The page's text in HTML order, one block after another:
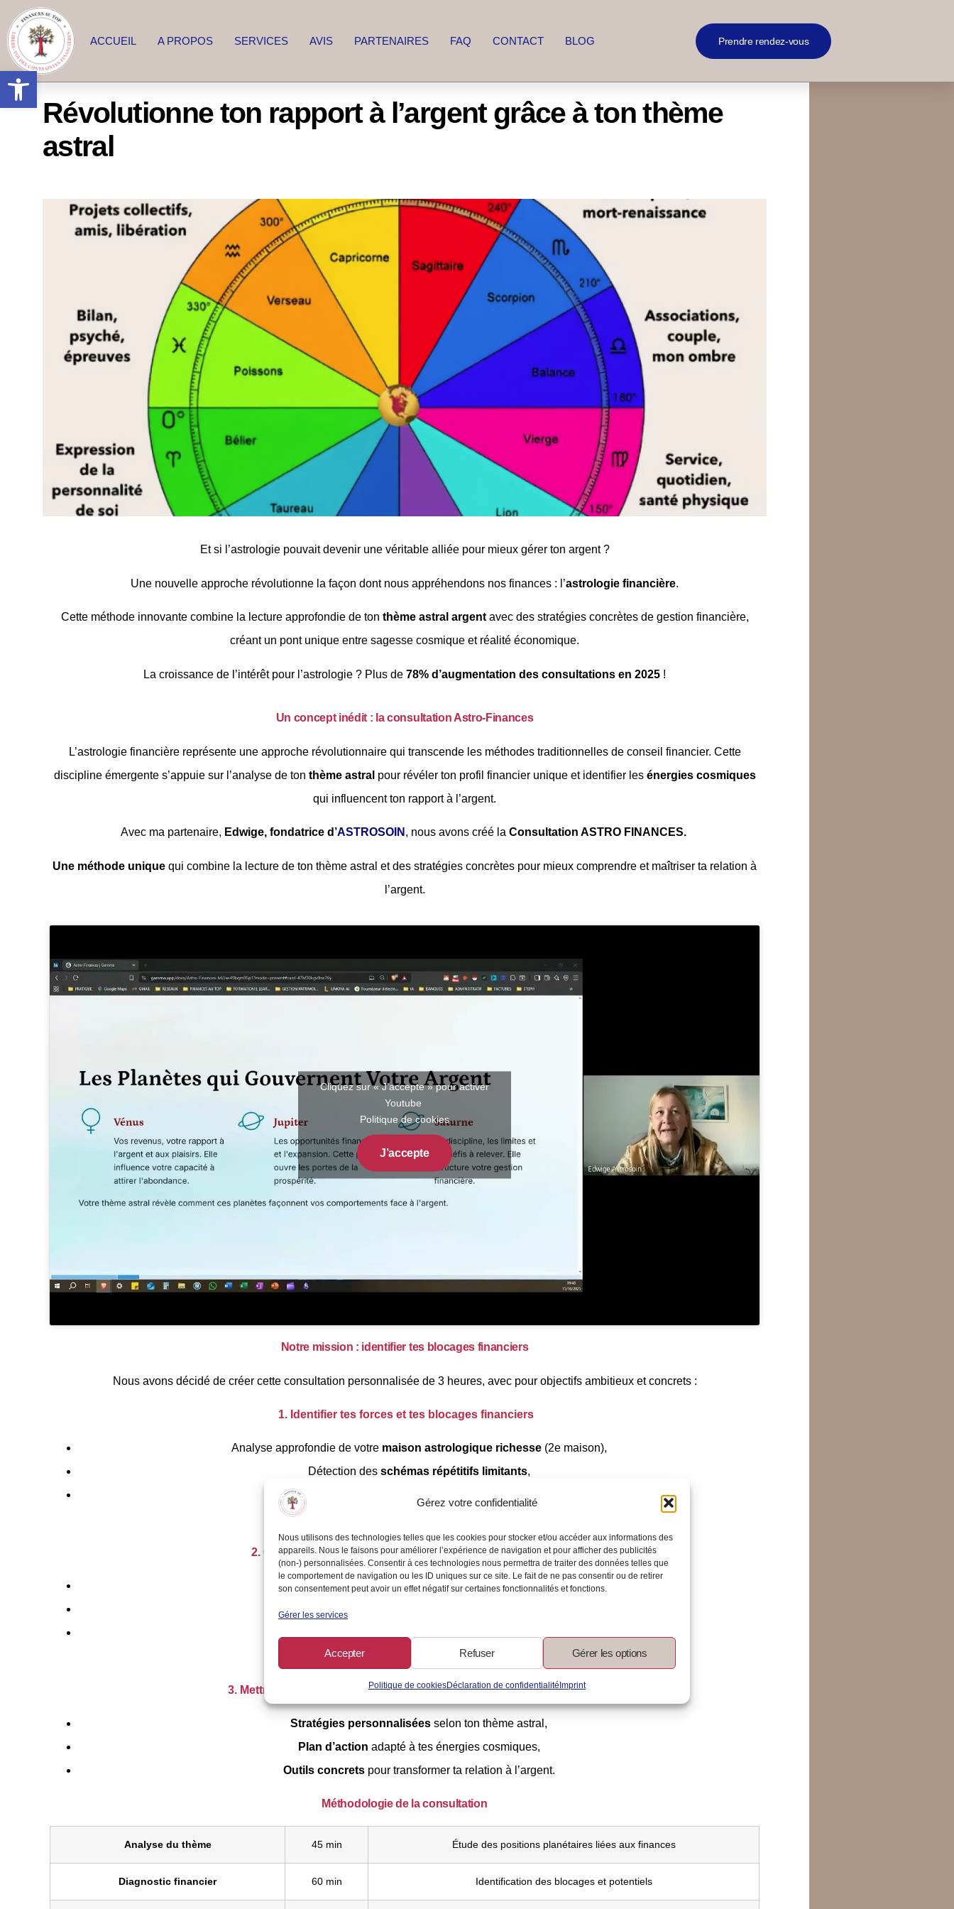
Gérez votre confidentialité
Nous utilisons des technologies telles que les cookies pour stocker et/ou accéder aux informations des
appareils. Nous le faisons pour améliorer l’expérience de navigation et pour afficher des publicités
(non-) personnalisées. Consentir à ces technologies nous permettra de traiter des données telles que
le comportement de navigation ou les ID uniques sur ce site. Le fait de ne pas consentir ou de retirer
son consentement peut avoir un effet négatif sur certaines fonctionnalités et fonctions.
Gérer les services
Accepter Refuser Gérer les options
Politique de cookiesDéclaration de confidentialité Imprint
Ouvrir la barre d’outils
ACCUEIL A PROPOS SERVICES AVIS PARTENAIRES FAQ CONTACT BLOG Prendre rendez-vous
Révolutionne ton rapport à l’argent grâce à ton thème
astral
Et si l’astrologie pouvait devenir une véritable alliée pour mieux gérer ton argent ?
Une nouvelle approche révolutionne la façon dont nous appréhendons nos finances : l’astrologie financière.
Cette méthode innovante combine la lecture approfondie de ton thème astral argentavec des stratégies concrètes de gestion financière,
créant un pont unique entre sagesse cosmique et réalité économique.
La croissance de l’intérêt pour l’astrologie ? Plus de 78% d’augmentation des consultations en 2025 !
Un concept inédit : la consultation Astro-Finances
L’astrologie financière représente une approche révolutionnaire qui transcende les méthodes traditionnelles de conseil financier. Cette
discipline émergente s’appuie sur l’analyse de ton thème astral pour révéler ton profil financier unique et identifier les énergies cosmiques
qui influencent ton rapport à l’argent.
Avec ma partenaire, Edwige, fondatrice d’ASTROSOIN , nous avons créé la Consultation ASTRO FINANCES.
Une méthode unique qui combine la lecture de ton thème astral et des stratégies concrètes pour mieux comprendre et maîtriser ta relation à
l’argent.
Cliquez sur « J’accepte » pour activer
Youtube
Politique de cookies
J’accepte
Notre mission : identifier tes blocages financiers
Nous avons décidé de créer cette consultation personnalisée de 3 heures, avec pour objectifs ambitieux et concrets :
1. Identifier tes forces et tes blocages financiers
Analyse approfondie de votre maison astrologique richesse(2e maison),
Détection des schémas répétitifs limitants,
Révélation de tes
2. Comprendre ton fonctionnement naturel face à l’argent
Décryptage deton profil financier astrologique,
Analyse de tes
3. Mettre en place des actions claires, réalistes et alignées avec toi
Stratégies personnalisées selon ton thème astral,
Plan d’action adapté à tes énergies cosmiques,
Outils concretspour transformer ta relation à l’argent.
Méthodologie de la consultation
Analyse du thème 45 min Étude des positions planétaires liées aux finances
Diagnostic financier 60 min Identification des blocages et potentiels